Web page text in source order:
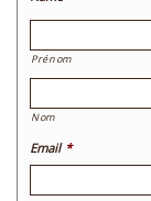
Prénom
Nom
Email *